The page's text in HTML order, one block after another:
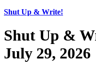
Shut Up & Write!
Shut Up &
July 29, 2026